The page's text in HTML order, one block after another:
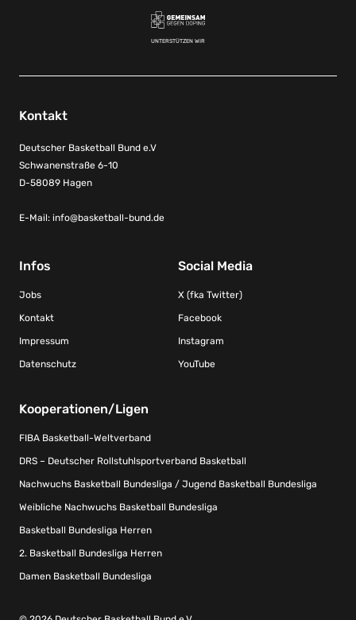
UNTERSTÜTZEN WIR
Kontakt
Deutscher Basketball Bund e.V
Schwanenstraße 6-10
D-58089 Hagen
E-Mail: info@basketball-bund.de
Infos
Jobs
Kontakt
Impressum
Datenschutz
Social Media
X (fka Twitter)
Facebook
Instagram
YouTube
Kooperationen/Ligen
FIBA Basketball-Weltverband
DRS – Deutscher Rollstuhlsportverband Basketball
Nachwuchs Basketball Bundesliga / Jugend Basketball Bundesliga
Weibliche Nachwuchs Basketball Bundesliga
Basketball Bundesliga Herren
2. Basketball Bundesliga Herren
Damen Basketball Bundesliga